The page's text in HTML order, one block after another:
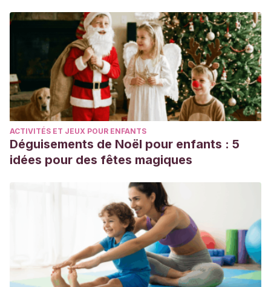
ACTIVITÉS ET JEUX POUR ENFANTS
Déguisements de Noël pour enfants : 5
idées pour des fêtes magiques